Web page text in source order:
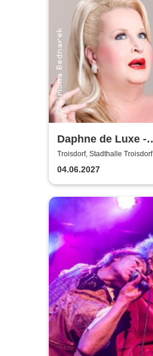
Daphne de Luxe -
Geduldsproben
Troisdorf, Stadthalle Troisdorf
04.06.2027